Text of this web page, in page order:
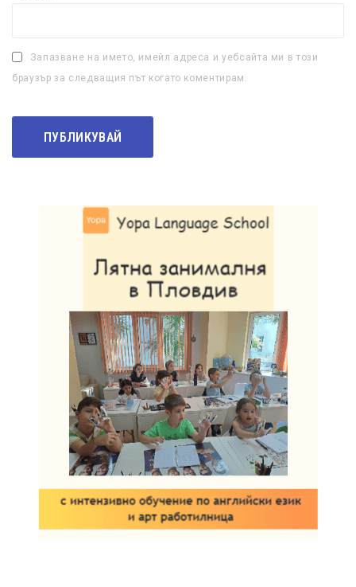
Запазване на името, имейл адреса и уебсайта ми в този
браузър за следващия път когато коментирам.